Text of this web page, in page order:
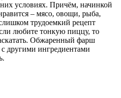
условиях. Причём, начинкой
– мясо, овощи, рыба,
трудоемкий рецепт
любите тонкую пиццу, то
Обжаренный фарш
другими ингредиентами